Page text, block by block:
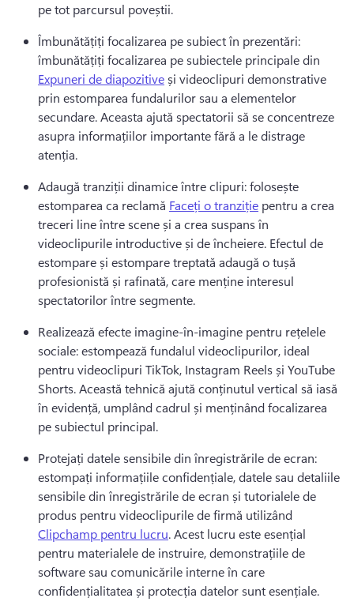
pe tot parcursul poveștii.
Îmbunătățiți focalizarea pe subiect în prezentări:
îmbunătățiți focalizarea pe subiectele principale din
Expuneri de diapozitive și videoclipuri demonstrative
prin estomparea fundalurilor sau a elementelor
secundare. Aceasta ajută spectatorii să se concentreze
asupra informațiilor importante fără a le distrage
atenția.
Adaugă tranziții dinamice între clipuri: folosește
estomparea ca reclamă Faceți o tranziție pentru a crea
treceri line între scene și a crea suspans în
videoclipurile introductive și de încheiere. Efectul de
estompare și estompare treptată adaugă o tușă
profesionistă și rafinată, care menține interesul
spectatorilor între segmente.
Realizează efecte imagine-în-imagine pentru rețelele
sociale: estompează fundalul videoclipurilor, ideal
pentru videoclipuri TikTok, Instagram Reels și YouTube
Shorts. Această tehnică ajută conținutul vertical să iasă
în evidență, umplând cadrul și menținând focalizarea
pe subiectul principal.
Protejați datele sensibile din înregistrările de ecran:
estompați informațiile confidențiale, datele sau detaliile
sensibile din înregistrările de ecran și tutorialele de
produs pentru videoclipurile de firmă utilizând
Clipchamp pentru lucru. Acest lucru este esențial
pentru materialele de instruire, demonstrațiile de
software sau comunicările interne în care
confidențialitatea și protecția datelor sunt esențiale.